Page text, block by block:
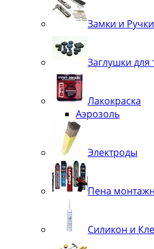
Замки и Ручки
Заглушки для
Лакокраска
Аэрозоль
Электроды
Пена
Силикон и